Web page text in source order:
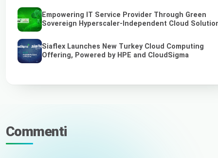
Empowering IT Service Provider Through Green
Sovereign Hyperscaler-Independent Cloud
Siaflex Launches New Turkey Cloud Computing
Offering, Powered by HPE and CloudSigma
Commenti